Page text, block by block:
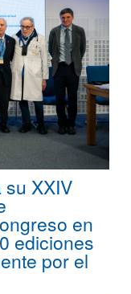
XXIV
en
ediciones
por el